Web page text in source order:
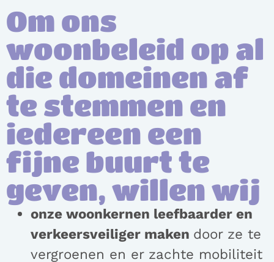
Om ons
woonbeleid op al
die domeinen af
te stemmen en
iedereen een
fijne buurt te
geven, willen wij
onze woonkernen leefbaarder en
verkeersveiliger maken door ze te
vergroenen en er zachte mobiliteit